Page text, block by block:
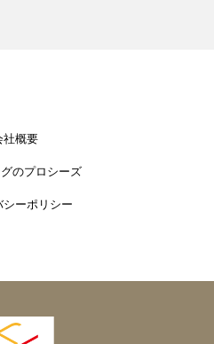
社概要
のプロシーズ
シーポリシー